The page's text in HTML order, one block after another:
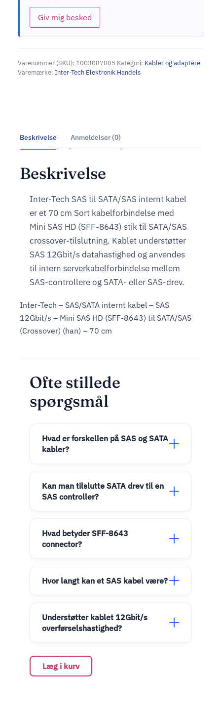
Giv mig besked
Varenummer (SKU): 1003087805 Kategori: Kabler og adaptere
Varemærke: Inter-Tech Elektronik Handels
Beskrivelse Anmeldelser (0)
Beskrivelse
Inter-Tech SAS til SATA/SAS internt kabel
er et 70 cm Sort kabelforbindelse med
Mini SAS HD (SFF-8643) stik til SATA/SAS
crossover-tilslutning. Kablet understøtter
SAS 12Gbit/s datahastighed og anvendes
til intern serverkabelforbindelse mellem
SAS-controllere og SATA- eller SAS-drev.
Inter-Tech – SAS/SATA internt kabel – SAS
12Gbit/s – Mini SAS HD (SFF-8643) til SATA/SAS
(Crossover) (han) – 70 cm
Ofte stillede
spørgsmål
Hvad er forskellen på SAS og SATA
kabler?
Kan man tilslutte SATA drev til en
SAS controller?
Hvad betyder SFF-8643
connector?
Hvor langt kan et SAS kabel være?
Understøtter kablet 12Gbit/s
overførselshastighed?
Læg i kurv